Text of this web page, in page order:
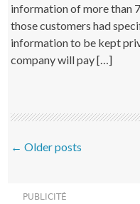
information of more than
those customers had
information to be kept
company will pay […]
Post navigation
← Older posts
PUBLICITÉ